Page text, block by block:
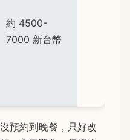
約 4500-
7000 新台幣
預約到晚餐，只好改